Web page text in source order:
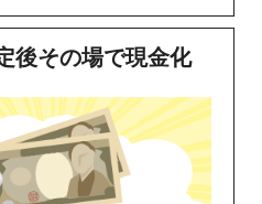
後その場で現金化